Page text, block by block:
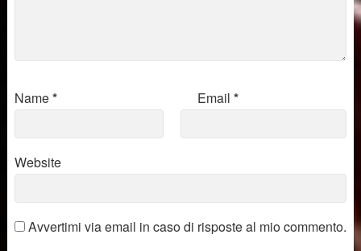
Name* Email *
Website
Avvertimi via email in caso di risposte al mio commento.